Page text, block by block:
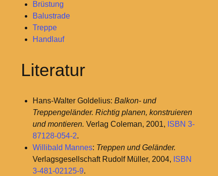
Brüstung
Balustrade
Treppe
Handlauf
Literatur
Hans-Walter Goldelius: Balkon- und
Treppengeländer. Richtig planen, konstruieren
und montieren. Verlag Coleman, 2001, ISBN 3-
87128-054-2.
Willibald Mannes: Treppen und Geländer.
Verlagsgesellschaft Rudolf Müller, 2004, ISBN
3-481-02125-9.